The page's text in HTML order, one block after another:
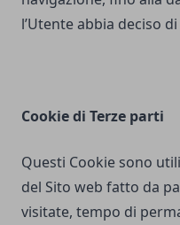
l’Utente abbia deciso
Cookie di Terze parti
Questi Cookie sono
del Sito web fatto da
visitate, tempo di